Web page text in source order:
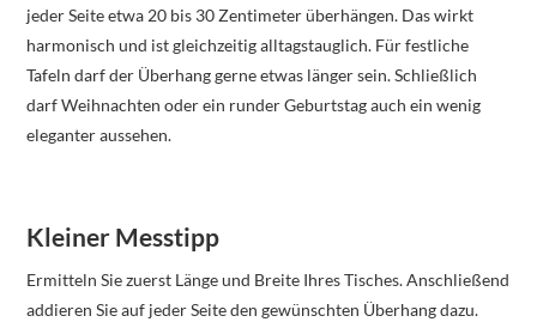
jeder Seite etwa 20 bis 30 Zentimeter überhängen. Das wirkt
harmonisch und ist gleichzeitig alltagstauglich. Für festliche
Tafeln darf der Überhang gerne etwas länger sein. Schließlich
darf Weihnachten oder ein runder Geburtstag auch ein wenig
eleganter aussehen.
Kleiner Messtipp
Ermitteln Sie zuerst Länge und Breite Ihres Tisches. Anschließend
addieren Sie auf jeder Seite den gewünschten Überhang dazu.